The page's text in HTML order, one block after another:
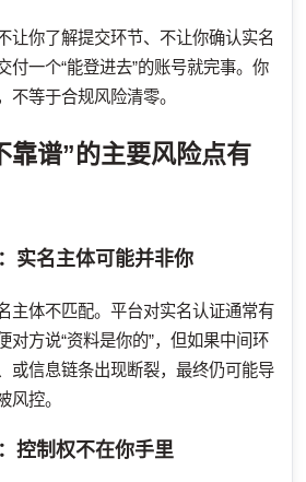
让你了解提交环节、不让你确认实名
付一个“能登进去”的账号就完事。你
不等于合规风险清零。
靠谱”的主要风险点有
实名主体可能并非你
主体不匹配。平台对实名认证通常有
对方说“资料是你的”，但如果中间环
或信息链条出现断裂，最终仍可能导
风控。
控制权不在你手里